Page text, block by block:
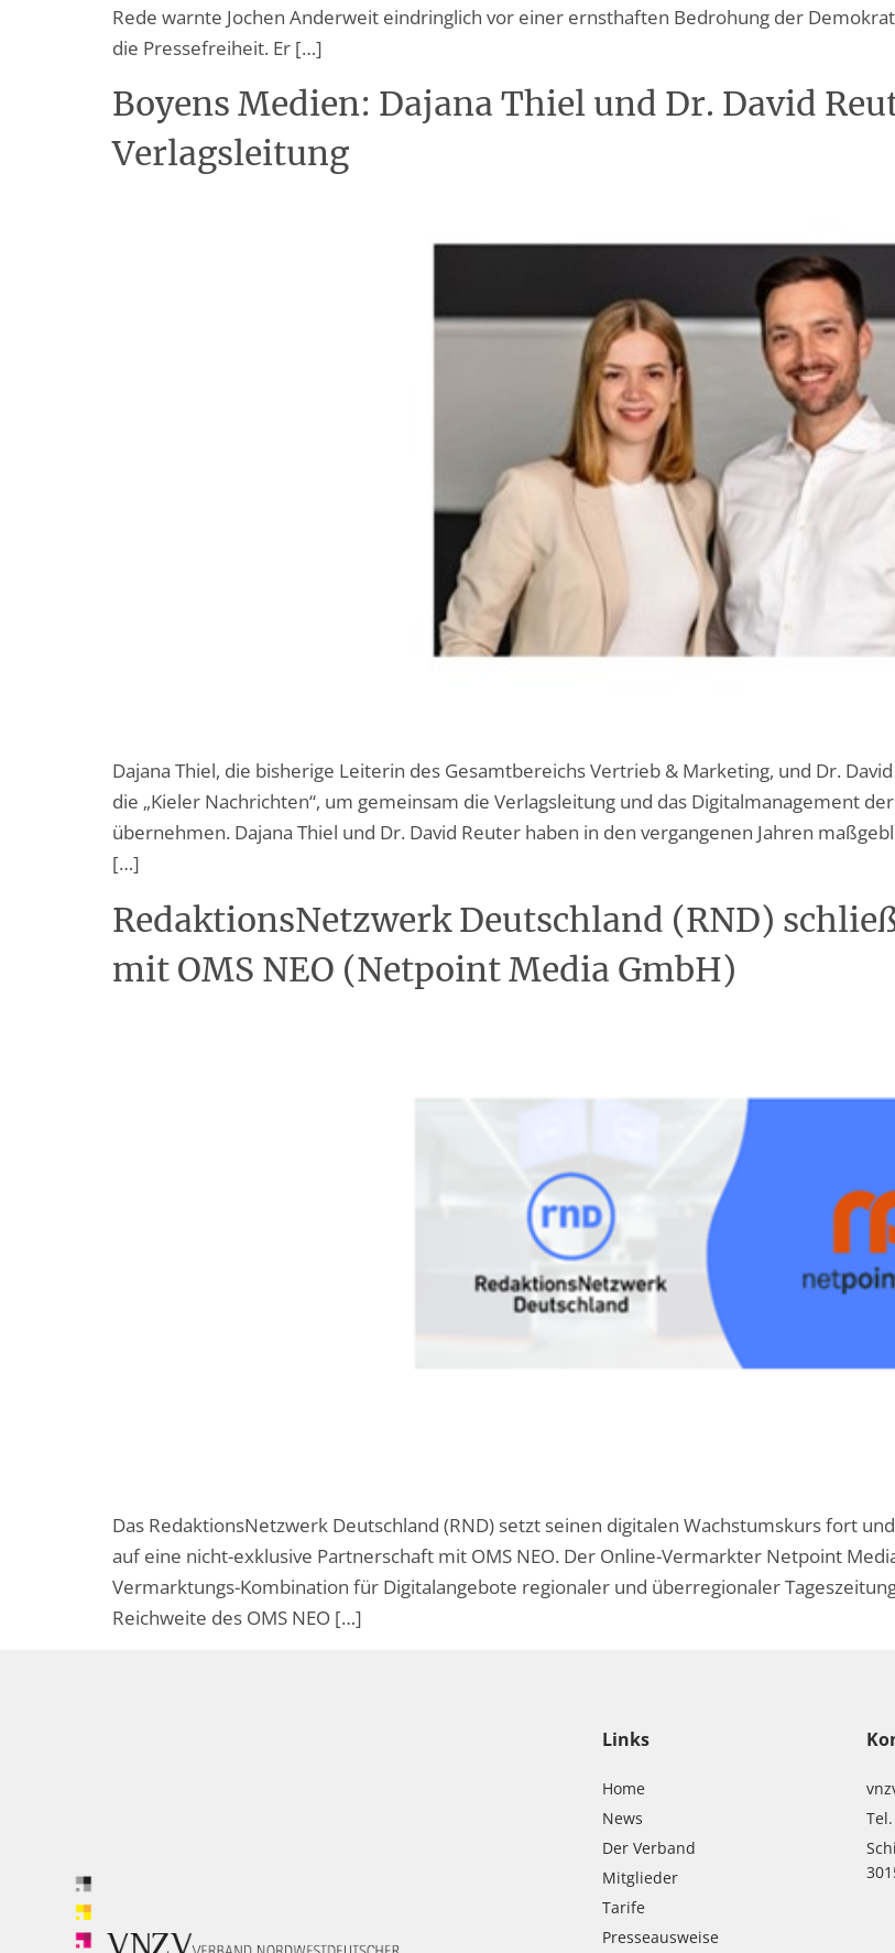
Rede warnte Jochen Anderweit eindringlich vor einer ernsthaften Bedrohung der
die Pressefreiheit. Er […]
Boyens Medien: Dajana Thiel und Dr. David
Verlagsleitung
Dajana Thiel, die bisherige Leiterin des Gesamtbereichs Vertrieb & Marketing, und Dr.
die „Kieler Nachrichten“, um gemeinsam die Verlagsleitung und das Digitalmanagement
übernehmen. Dajana Thiel und Dr. David Reuter haben in den vergangenen Jahren
[…]
RedaktionsNetzwerk Deutschland (RND)
mit OMS NEO (Netpoint Media GmbH)
Das RedaktionsNetzwerk Deutschland (RND) setzt seinen digitalen Wachstumskurs fort
auf eine nicht-exklusive Partnerschaft mit OMS NEO. Der Online-Vermarkter Netpoint
Vermarktungs-Kombination für Digitalangebote regionaler und überregionaler
Reichweite des OMS NEO […]
Links
Home
News
Der Verband
Mitglieder
Tarife
Presseausweise